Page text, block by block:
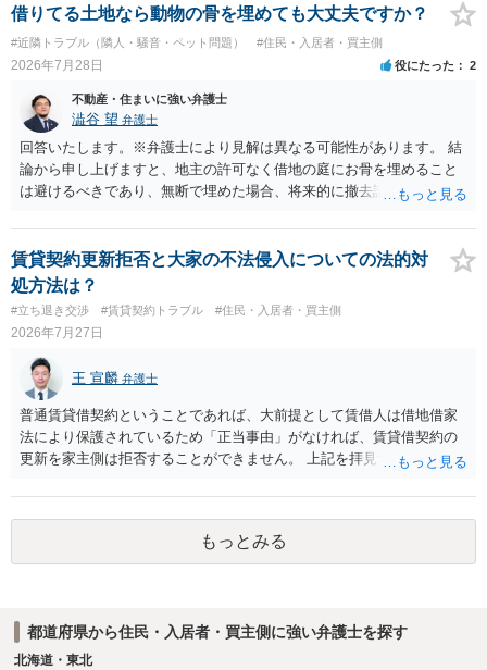
れるかどうかについては信頼関係が破壊されたかどうかで判断されま
すので、建物を事務所・店舗用に大きく改築する等までなさらない限
り、リスクはそれほど大きくないかもしれません。 しかしそれでも、
大家さんが契約違反を口実に、将来の更新時に更新料の上乗せを要求
したり、立ち退きを迫る材料に使ったりする可能性は否定できませ
ん。
借りてる土地なら動物の骨を埋めても大丈夫ですか？
#近隣トラブル（隣人・騒音・ペット問題） #住民・入居者・買主側
2026年7月28日 役にたった 2
不動産・住まいに強い弁護士
澁谷 望 弁護士
回答いたします。※弁護士により見解は異なる可能性があります。 結
論から申し上げますと、地主の許可なく借地の庭にお骨を埋めること
は避けるべきであり、無断で埋めた場合、将来的に撤去請求や退去時
上、自分のペットの遺骨を埋める行為自体は墓地埋葬法違反や不法投
棄には該当しないため、犯罪になるわけではありません。しかし、建
物の所有者は質問者様であっても、土地の所有権はあくまで地主にあ
ります。そのため、地主に無断でお骨を埋める行為は、他人の所有権
を侵害する行為や、借地人としての善管注意義務違反とみなされる可
能性が高いのが私見です。 どうしてもお近くで供養されたい場合は、
事前に地主へ相談して許可を得るか、土地に直接埋めずに大きめの鉢
植え等で供養する「プランター葬」や、ペット霊園等への納骨を検討
されるのが確実かと思います。
賃貸契約更新拒否と大家の不法侵入についての法的対
処方法は？
#立ち退き交渉 #賃貸契約トラブル #住民・入居者・買主側
2026年7月27日
王 宣麟 弁護士
普通賃貸借契約ということであれば、大前提として賃借人は借地借家
法により保護されているため「正当事由」がなければ、賃貸借契約の
更新を家主側は拒否することができません。 上記を拝見する限り、通
定期確認させてもらないこと」が直ちに正当事由に当たるとは思えま
せんので、更新拒絶を拒否される方向性でよろしいかと存じます。 そ
の交渉の中で、一定の金銭をもらえれば退去には応じる旨交渉をして
みるのはいかがでしょうか。 過去に賃借人の許可なく無断で賃貸人が
のも一つでしょう。
もっとみる
都道府県から住民・入居者・買主側に強い弁護士を探す
北海道・東北